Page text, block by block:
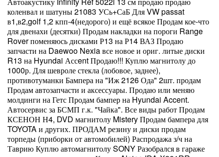
коленвал и шатуны 21083 УСь+СаБ Для VW passat
в1,в2,golf 1,2 кпп-4(недорого) и ещё всякое Продам кое-что
для двенахи (десятки) Продам накладки на пороги Range
Rover поменяюсь дисками Р13 на Р14 ВАЗ Продаю
запчасти на Daewoo Nexia все новое и ориг. литые диски
R13 на Hyundai Ассent Продаю!!! Куплю магнитолу до
1000р. Для шевроле стекла (лобовое, заднее),
противотуманки Бампера на "Иж 2126 Ода" 2шт. продам
Продам автозапчасти и аксессуары. Продаю или меняю
молдинги на Гетс Продам бампер на Hyundai Accent.
Автосервис за БСМП г.к. "Чайка". Все виды работ Продам
КСЕНОН Н4, DVD магнитолу Mistery Продам бампера для
TOYOTA и других. ПРОДАМ резину и диски продам
торпеды (приборки от автомобилей) Распродажа з/ч на
Таврию Куплю автомагнитолу SONY Разобрался в гараже